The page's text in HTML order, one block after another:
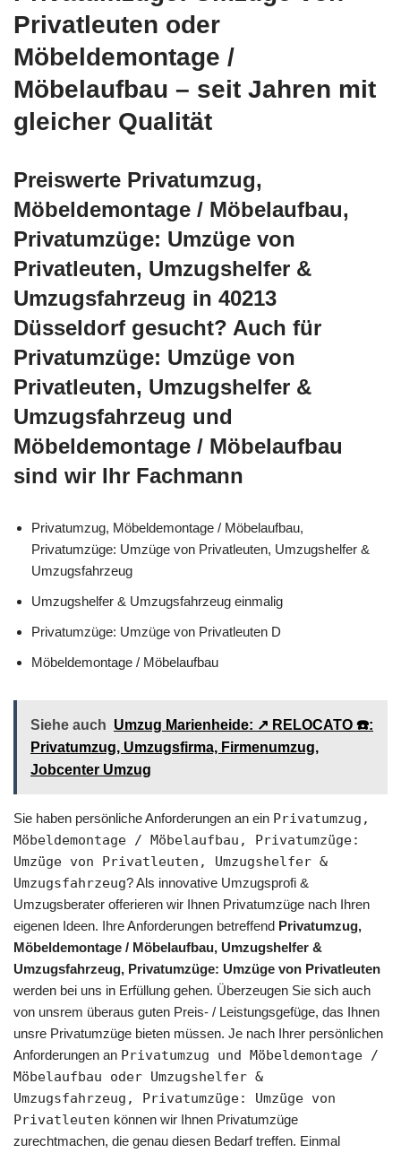
Privatleuten oder
Möbeldemontage /
Möbelaufbau – seit Jahren mit
gleicher Qualität
Preiswerte Privatumzug,
Möbeldemontage / Möbelaufbau,
Privatumzüge: Umzüge von
Privatleuten, Umzugshelfer &
Umzugsfahrzeug in 40213
Düsseldorf gesucht? Auch für
Privatumzüge: Umzüge von
Privatleuten, Umzugshelfer &
Umzugsfahrzeug und
Möbeldemontage / Möbelaufbau
sind wir Ihr Fachmann
Privatumzug, Möbeldemontage / Möbelaufbau,
Privatumzüge: Umzüge von Privatleuten, Umzugshelfer &
Umzugsfahrzeug
Umzugshelfer & Umzugsfahrzeug einmalig
Privatumzüge: Umzüge von Privatleuten D
Möbeldemontage / Möbelaufbau
Siehe auch Umzug Marienheide: ↗️ RELOCATO ☎️:
Privatumzug, Umzugsfirma, Firmenumzug,
Jobcenter Umzug
Sie haben persönliche Anforderungen an ein Privatumzug,
Möbeldemontage / Möbelaufbau, Privatumzüge:
Umzüge von Privatleuten, Umzugshelfer &
Umzugsfahrzeug? Als innovative Umzugsprofi &
Umzugsberater offerieren wir Ihnen Privatumzüge nach Ihren
eigenen Ideen. Ihre Anforderungen betreffend Privatumzug,
Möbeldemontage / Möbelaufbau, Umzugshelfer &
Umzugsfahrzeug, Privatumzüge: Umzüge von Privatleuten
werden bei uns in Erfüllung gehen. Überzeugen Sie sich auch
von unsrem überaus guten Preis- / Leistungsgefüge, das Ihnen
unsre Privatumzüge bieten müssen. Je nach Ihrer persönlichen
Anforderungen an Privatumzug und Möbeldemontage /
Möbelaufbau oder Umzugshelfer &
Umzugsfahrzeug, Privatumzüge: Umzüge von
Privatleuten können wir Ihnen Privatumzüge
zurechtmachen, die genau diesen Bedarf treffen. Einmal